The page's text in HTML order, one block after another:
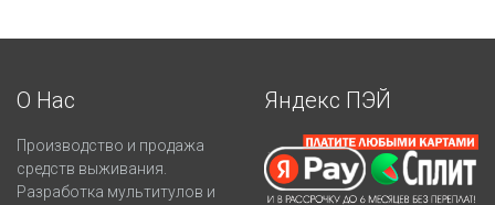
О Нас
Производство и продажа
средств выживания.
Разработка мультитулов и
Яндекс ПЭЙ